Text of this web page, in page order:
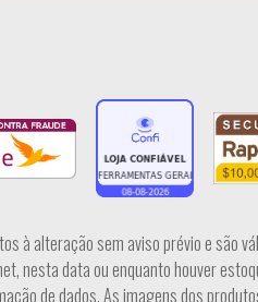
à alteração sem aviso prévio e são
nesta data ou enquanto houver
de dados. As imagens dos